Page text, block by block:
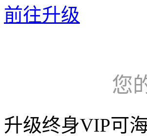
前往升级
您
升级终身VIP可